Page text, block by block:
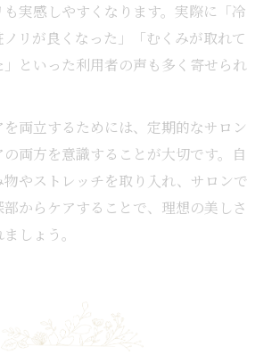
実感しやすくなります。実際に「冷
リが良くなった」「むくみが取れて
といった利用者の声も多く寄せられ
両立するためには、定期的なサロン
両方を意識することが大切です。自
やストレッチを取り入れ、サロンで
からケアすることで、理想の美しさ
しょう。